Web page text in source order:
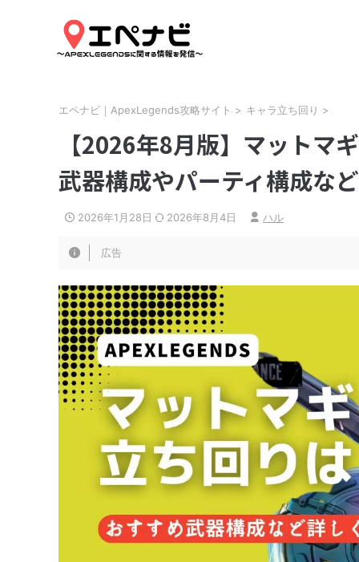
エペナビ｜ApexLegends攻略サイト > キャラ立ち回り >
【2026年8月版】マットマ
武器構成やパーティ構成な
2026年1月28日 2026年8月4日 ハル
広告